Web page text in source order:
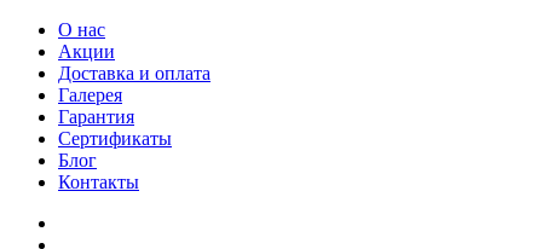
О нас
Акции
Доставка и оплата
Галерея
Гарантия
Сертификаты
Блог
Контакты